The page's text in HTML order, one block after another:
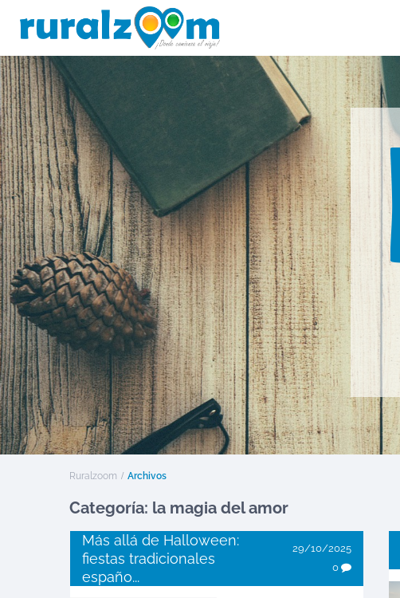
Ruralzoom Archivos
Categoría: la magia del amor
Más allá de Halloween:
fiestas tradicionales
españo...
29/10/2025
0